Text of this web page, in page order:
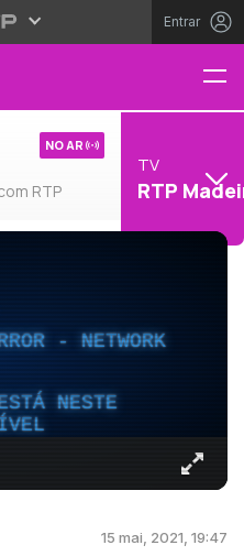
Entrar
RTP
NO AR
TV
RTP
- NETWORK
NESTE
15 mai, 2021, 19:47